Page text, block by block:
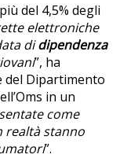
del 4,5% degli
elettroniche
didipendenza
”, ha
del Dipartimento
in un
come
realtà stanno
”.